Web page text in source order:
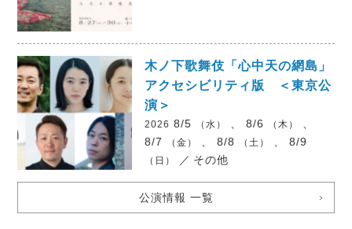
木ノ下歌舞伎「心中天の網島」
アクセシビリティ版 ＜東京公
演＞
2026 8/5 （水） 、 8/6 （木）
、
8/7
（金） 、 8/8 （土） 、 8/9
（日） ／ その他
公演情報 一覧